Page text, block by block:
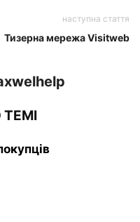
наступна стаття
Тизерна мережа Visitweb
ТЕМІ